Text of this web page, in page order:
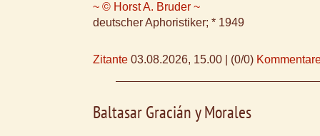
~ © Horst A. Bruder ~
deutscher Aphoristiker; * 1949
Zitante 03.08.2026, 15.00 (0/0)
Baltasar Gracián y Morales